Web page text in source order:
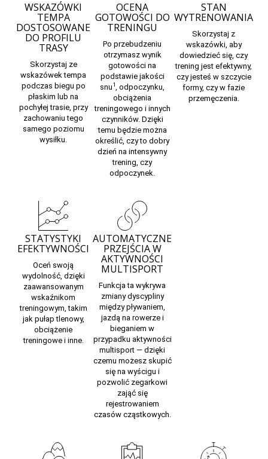
WSKAZÓWKI
TEMPA
DOSTOSOWANE
DO PROFILU
TRASY
Skorzystaj ze
wskazówek tempa
podczas biegu po
płaskim lub na
pochyłej trasie, przy
zachowaniu tego
samego poziomu
wysiłku.
OCENA
GOTOWOŚCI DO
TRENINGU
Po przebudzeniu
otrzymasz wynik
gotowości na
podstawie jakości
snu1, odpoczynku,
obciążenia
treningowego i innych
czynników. Dzięki
temu będzie można
określić, czy to dobry
dzień na intensywny
trening, czy
odpoczynek.
STAN
WYTRENOWANIA
Skorzystaj z
wskazówki, aby
dowiedzieć się, czy
trening jest efektywny,
czy jesteś w szczycie
formy, czy w fazie
przemęczenia.
STATYSTYKI
EFEKTYWNOŚCI
Oceń swoją
wydolność, dzięki
zaawansowanym
wskaźnikom
treningowym, takim
jak pułap tlenowy,
obciążenie
treningowe i inne.
AUTOMATYCZNE
PRZEJŚCIA W
AKTYWNOŚCI
MULTISPORT
Funkcja ta wykrywa
zmiany dyscypliny
między pływaniem,
jazdą na rowerze i
bieganiem w
przypadku aktywności
multisport — dzięki
czemu możesz skupić
się na wyścigu i
pozwolić zegarkowi
zająć się
rejestrowaniem
czasów cząstkowych.